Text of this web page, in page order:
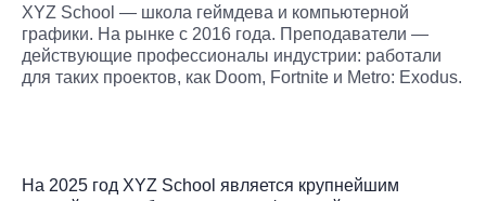
XYZ School — школа геймдева и компьютерной
графики. На рынке с 2016 года. Преподаватели —
действующие профессионалы индустрии: работали
для таких проектов, как Doom, Fortnite и Metro: Exodus.
На 2025 год XYZ School является крупнейшим